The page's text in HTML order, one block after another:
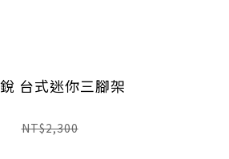
台式迷你三腳架
NT$2,300